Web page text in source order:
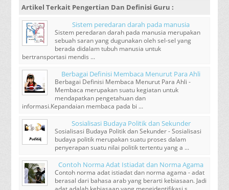
Artikel Terkait Pengertian Dan Definisi Guru :
Sistem peredaran darah pada manusia
Sistem peredaran darah pada manusia merupakan
sebuah saran yang dugunakan oleh sel-sel yang
berada didalam tubuh manusia untuk
bertransportasi mendis ...
Berbagai Definisi Membaca Menurut Para Ahli
Berbagai Definisi Membaca Menurut Para Ahli -
Membaca merupakan suatu kegiatan untuk
mendapatkan pengetahuan dan
informasi.Kepandaian membaca pada bi ...
Sosialisasi Budaya Politik dan Sekunder
Sosialisasi Budaya Politik dan Sekunder - Sosialisasi
budaya politik merupakan suatu proses dalam
penyerapan suatu nilai politik tertentu yang a ...
Contoh Norma Adat Istiadat dan Norma Agama
Contoh norma adat istiadat dan norma agama - adat
berasal dari bahasa arab yang berarti kebiasaan. Jadi